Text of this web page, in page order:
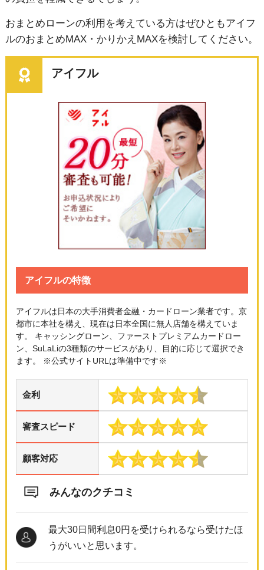
おまとめローンの利用を考えている方はぜひともアイフ
ルのおまとめMAX・かりかえMAXを検討してください。
アイフル
アイフルの特徴
アイフルは日本の大手消費者金融・カードローン業者です。京
都市に本社を構え、現在は日本全国に無人店舗を構えていま
す。 キャッシングローン、ファーストプレミアムカードロー
ン、SuLaLiの3種類のサービスがあり、目的に応じて選択でき
ます。 ※公式サイトURLは準備中です※
金利
審査スピード
顧客対応
みんなのクチコミ
最大30日間利息0円を受けられるなら受けたほ
うがいいと思います。